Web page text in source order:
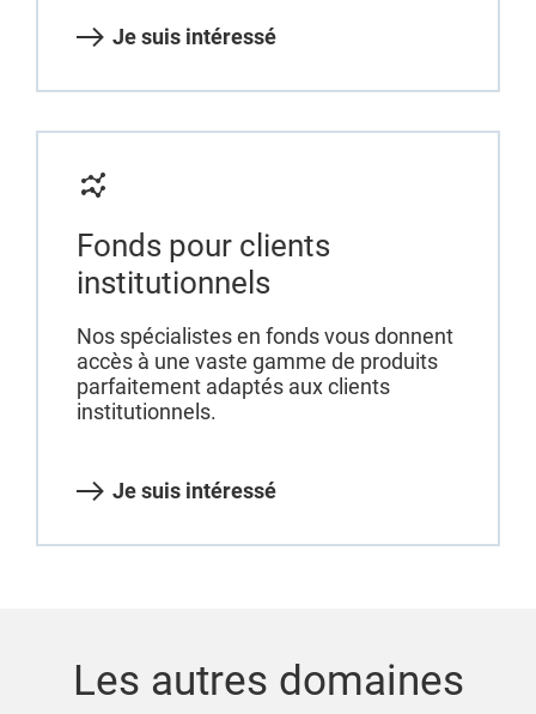
Je suis intéressé
Fonds pour clients
institutionnels
Nos spécialistes en fonds vous donnent
accès à une vaste gamme de produits
parfaitement adaptés aux clients
institutionnels.
Je suis intéressé
Les autres domaines